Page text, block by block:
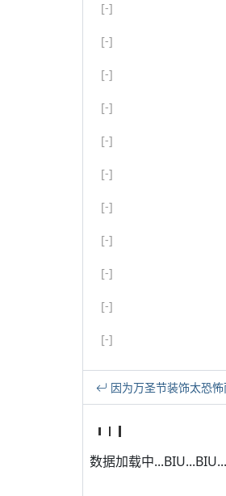
[-]
[-]
[-]
[-]
[-]
[-]
[-]
[-]
[-]
[-]
[-]
因为万圣节装饰太恐
数据加载中